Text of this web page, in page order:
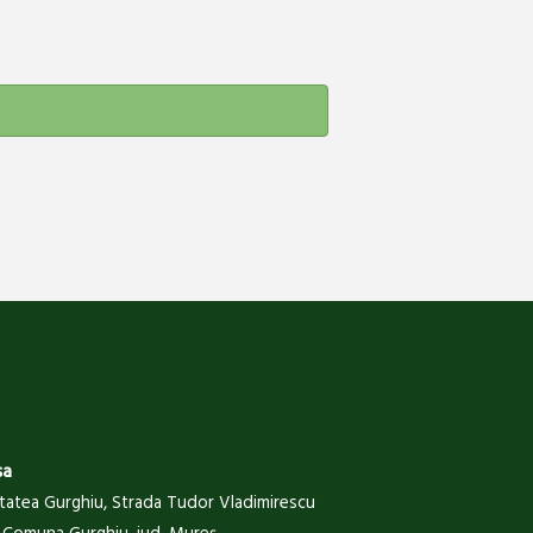
Gurghiu, Strada Tudor Vladimirescu